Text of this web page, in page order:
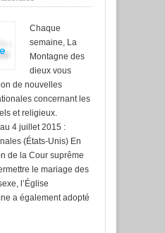
Chaque
semaine, La
Montagne des
dieux vous
de nouvelles
concernant les
et religieux.
4 juillet 2015 :
(États-Unis) En
de la Cour suprême
le mariage des
l’Église
a également adopté